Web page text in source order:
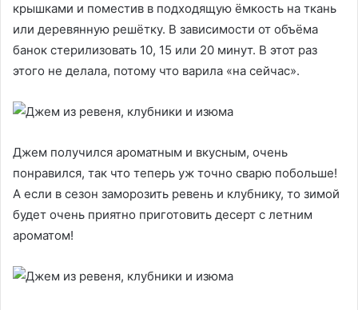
крышками и поместив в подходящую ёмкость на ткань
или деревянную решётку. В зависимости от объёма
банок стерилизовать 10, 15 или 20 минут. В этот раз
этого не делала, потому что варила «на сейчас».
Джем получился ароматным и вкусным, очень
понравился, так что теперь уж точно сварю побольше!
А если в сезон заморозить ревень и клубнику, то зимой
будет очень приятно приготовить десерт с летним
ароматом!